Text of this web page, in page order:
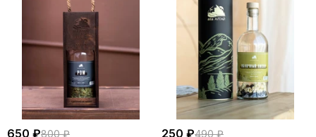
650 ₽800 ₽
250 ₽490 ₽